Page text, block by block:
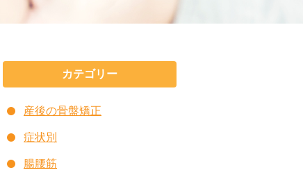
カテゴリー
産後の骨盤矯正
症状別
腸腰筋